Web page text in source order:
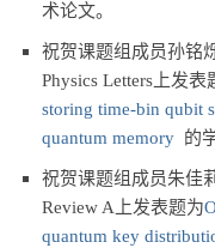
术论文。
祝贺课题组成员孙铭
Physics Letters上发表
storing time-bin qubit
quantum memory 的
祝贺课题组成员朱佳
Review A上发表题为
quantum key